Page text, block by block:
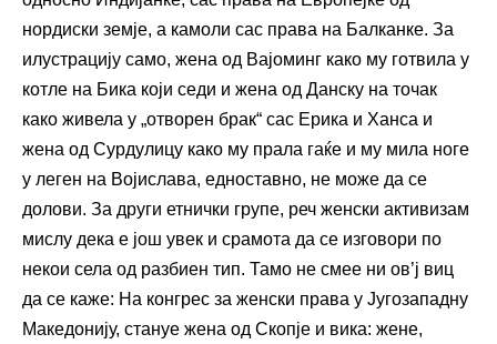
нордиски земје, а камоли сас права на Балканке. За
илустрацију само, жена од Вајоминг како му готвила у
котле на Бика који седи и жена од Данску на точак
како живела у „отворен брак“ сас Ерика и Ханса и
жена од Сурдулицу како му прала гаќе и му мила ноге
у леген на Војислава, едноставно, не може да се
долови. За други етнички групе, реч женски активизам
мислу дека е још увек и срамота да се изговори по
некои села од разбиен тип. Тамо не смее ни ов’ј виц
да се каже: На конгрес за женски права у Југозападну
Македонију, стануе жена од Скопје и вика: жене,